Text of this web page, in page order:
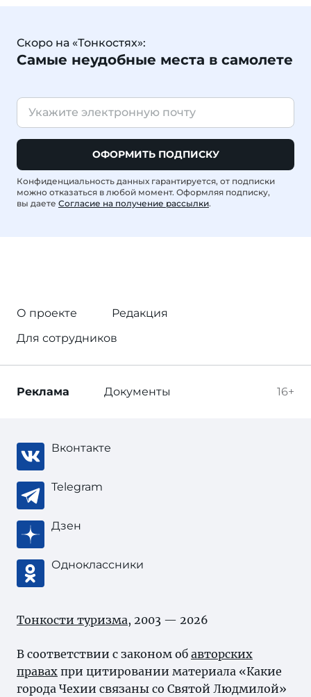
Скоро на «Тонкостях»:
Самые неудобные места в самолете
ОФОРМИТЬ ПОДПИСКУ
Конфиденциальность данных гарантируется, от подписки
можно отказаться в любой момент. Оформляя подписку,
вы даете Согласие на получение рассылки.
О проекте
Редакция
Для сотрудников
16+
Реклама Документы
Вконтакте
Telegram
Дзен
Одноклассники
Тонкости туризма, 2003 — 2026
В соответствии с законом об авторских
правах при цитировании материала «Какие
города Чехии связаны со Святой Людмилой»